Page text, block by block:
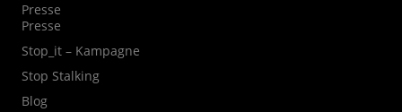
Presse
Presse
Stop_it – Kampagne
Stop Stalking
Blog